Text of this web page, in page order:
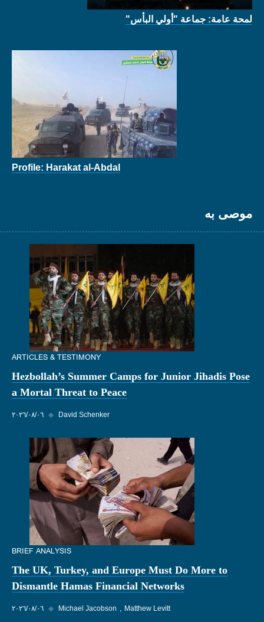
لمحة عامة: جماعة "أولي البأس"
Profile: Harakat al-Abdal
موصى به
ARTICLES & TESTIMONY
Hezbollah’s Summer Camps for Junior Jihadis Pose
a Mortal Threat to Peace
٠٦‏/٠٨‏/٢٠٢٦ ◆ David Schenker
BRIEF ANALYSIS
The UK, Turkey, and Europe Must Do More to
Dismantle Hamas Financial Networks
٠٦‏/٠٨‏/٢٠٢٦ ◆ Michael Jacobson Matthew Levitt